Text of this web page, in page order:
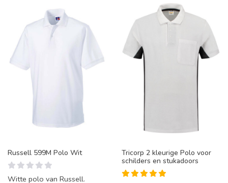
Russell 599M Polo Wit
Witte polo van Russell.
Tricorp 2 kleurige Polo voor
schilders en stukadoors